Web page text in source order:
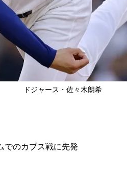
ドジャース・佐々木朗希
でのカブス戦に先発